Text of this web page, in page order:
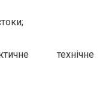
технічне